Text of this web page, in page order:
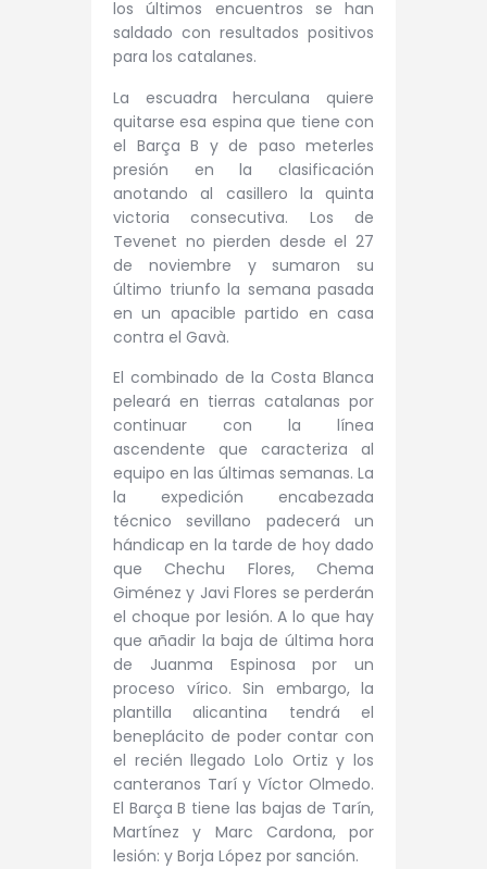
los últimos encuentros se han
saldado con resultados positivos
para los catalanes.
La escuadra herculana quiere
quitarse esa espina que tiene con
el Barça B y de paso meterles
presión en la clasificación
anotando al casillero la quinta
victoria consecutiva. Los de
Tevenet no pierden desde el 27
de noviembre y sumaron su
último triunfo la semana pasada
en un apacible partido en casa
contra el Gavà.
El combinado de la Costa Blanca
peleará en tierras catalanas por
continuar con la línea
ascendente que caracteriza al
equipo en las últimas semanas. La
la expedición encabezada
técnico sevillano padecerá un
hándicap en la tarde de hoy dado
que Chechu Flores, Chema
Giménez y Javi Flores se perderán
el choque por lesión. A lo que hay
que añadir la baja de última hora
de Juanma Espinosa por un
proceso vírico. Sin embargo, la
plantilla alicantina tendrá el
beneplácito de poder contar con
el recién llegado Lolo Ortiz y los
canteranos Tarí y Víctor Olmedo.
El Barça B tiene las bajas de Tarín,
Martínez y Marc Cardona, por
lesión: y Borja López por sanción.